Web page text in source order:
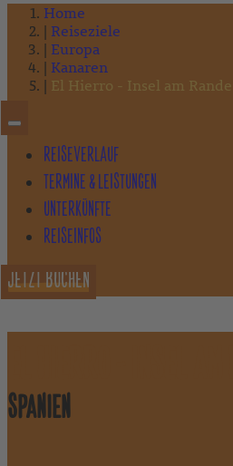
Home
Reiseziele
Europa
Kanaren
El Hierro - Insel am
REISEVERLAUF
TERMINE & LEISTUNGEN
UNTERKÜNFTE
REISEINFOS
JETZT BUCHEN
SPANIEN